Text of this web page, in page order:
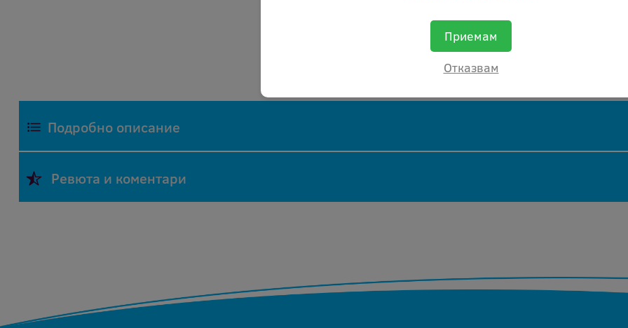
Подробно описание
Всички посочени цени се отнасят за оригинални, непрезареждани и неповредени касети, които
Ревюта и коментари
обслужване, така и на другите хора
възнамеряващи да закупят etc xer4118 2700.
Приемам
Отказвам